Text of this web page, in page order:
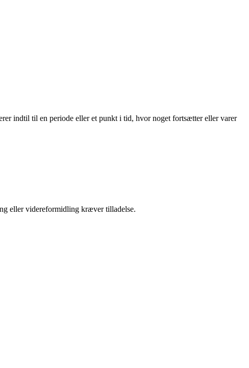
indtil til en periode eller et punkt i tid, hvor noget fortsætter eller varer
eller videreformidling kræver tilladelse.